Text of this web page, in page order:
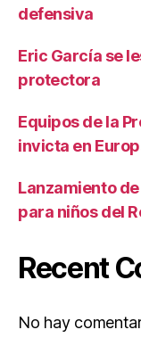
defensiva
Eric García se
protectora
Equipos de la
invicta en
Lanzamiento
para niños del
Recent
No hay